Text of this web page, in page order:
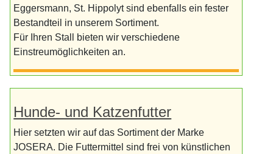
Eggersmann, St. Hippolyt sind ebenfalls ein fester
Bestandteil in unserem Sortiment.
Für Ihren Stall bieten wir verschiedene
Einstreumöglichkeiten an.
Hunde- und Katzenfutter
Hier setzten wir auf das Sortiment der Marke
JOSERA. Die Futtermittel sind frei von künstlichen